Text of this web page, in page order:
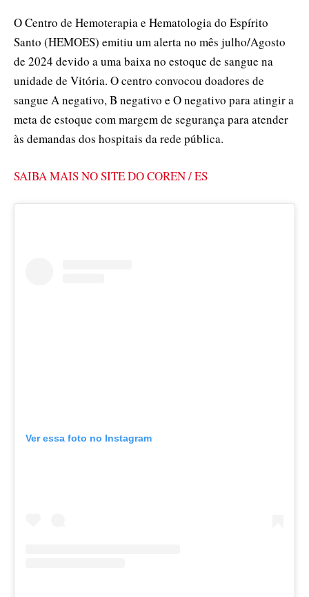
O Centro de Hemoterapia e Hematologia do Espírito
Santo (HEMOES) emitiu um alerta no mês julho/Agosto
de 2024 devido a uma baixa no estoque de sangue na
unidade de Vitória. O centro convocou doadores de
sangue A negativo, B negativo e O negativo para atingir a
meta de estoque com margem de segurança para atender
às demandas dos hospitais da rede pública.
SAIBA MAIS NO SITE DO COREN / ES
Ver essa foto no Instagram